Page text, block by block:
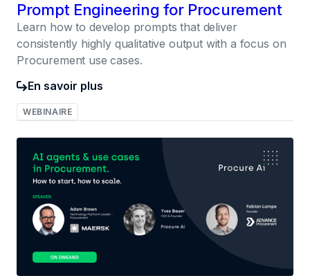
Prompt Engineering for Procurement
Learn how to develop prompts that deliver
consistently highly qualitative output with a focus on
Procurement use cases.
En savoir plus
WEBINAIRE